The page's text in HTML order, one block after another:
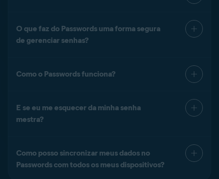
O que faz do Passwords uma forma segura
de gerenciar senhas?
Como o Passwords funciona?
E se eu me esquecer da minha senha
mestra?
Como posso sincronizar meus dados no
Passwords com todos os meus dispositivos?